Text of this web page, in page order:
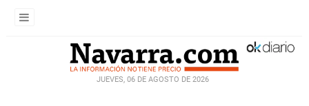
JUEVES, 06 DE AGOSTO DE 2026